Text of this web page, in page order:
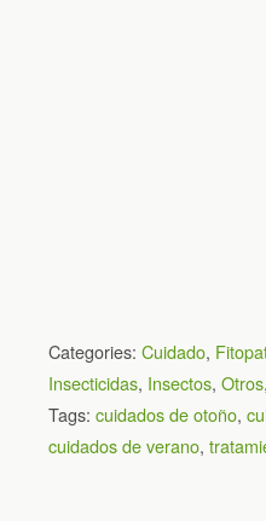
Categories: Cuidado,
Insecticidas, Insectos, Otros,
Tags: cuidados de otoño,
cuidados de verano,